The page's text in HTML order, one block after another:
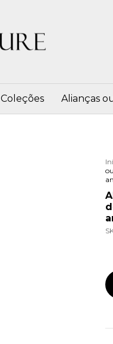
Coleções Alianças